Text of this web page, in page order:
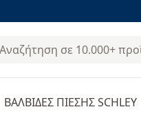
ΒΑΛΒΙΔΕΣ ΠΙΕΣΗΣ SCHLEY